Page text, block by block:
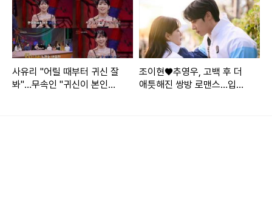
Copyright ⓒ pickcon 무단 전재 및 재배포 금지
본 콘텐츠는뉴스픽 파트너스에서 공유된 콘텐츠입니다.
사유리 "어릴 때부터 귀신 잘
봐"…무속인 "귀신이 본인을
조이현♥추영우, 고백 후 더
애틋해진 쌍방 로맨스…입맞